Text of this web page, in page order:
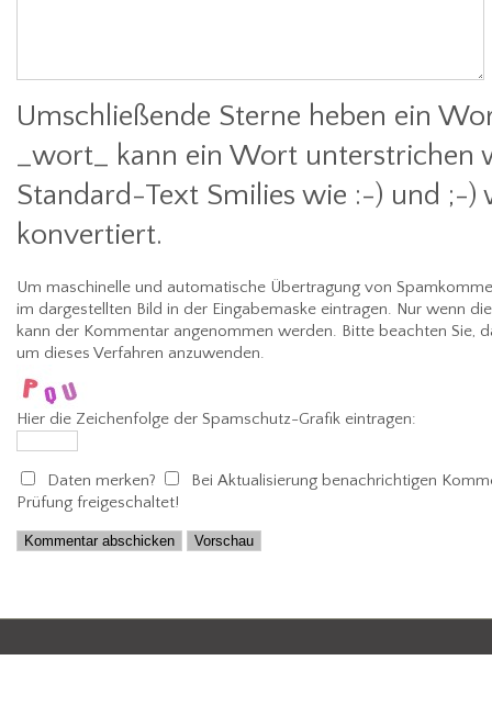
Umschließende Sterne heben ein
_wort_ kann ein Wort unterstrichen
Standard-Text Smilies wie :-) und ;-)
konvertiert.
Um maschinelle und automatische Übertragung von
im dargestellten Bild in der Eingabemaske eintragen. Nur wenn
kann der Kommentar angenommen werden. Bitte beachten Sie,
um dieses Verfahren anzuwenden.
Hier die Zeichenfolge der Spamschutz-Grafik eintragen:
Daten merken? Bei Aktualisierung benachrichtigen
Prüfung freigeschaltet!